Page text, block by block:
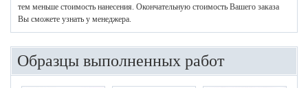
тем меньше стоимость нанесения. Окончательную стоимость Вашего заказа
Вы сможете узнать у менеджера.
Образцы выполненных работ